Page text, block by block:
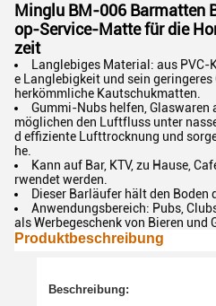
Minglu BM-006 Barmatten
op-Service-Matte für die
zeit
Langlebiges Material: aus
e Langlebigkeit und sein
herkömmliche Kautschukmatten.
Gummi-Nubs helfen, Glaswaren
möglichen den Luftfluss unter
d effiziente Lufttrocknung und
he.
Kann auf Bar, KTV, zu Hause,
rwendet werden.
Dieser Barläufer hält den Boden
Anwendungsbereich: Pubs,
als Werbegeschenk von Bieren und
Produktbeschreibung
Beschreibung: